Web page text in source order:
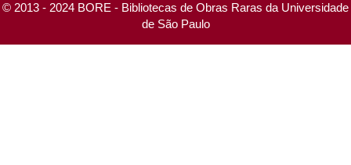
© 2013 - 2024 BORE - Bibliotecas de Obras Raras da Universidade
de São Paulo